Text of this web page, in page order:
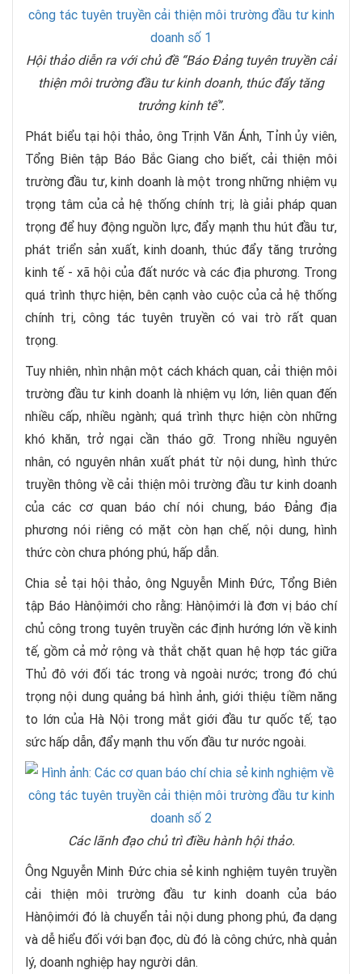
Hội thảo diễn ra với chủ đề “Báo Đảng tuyên truyền cải
thiện môi trường đầu tư kinh doanh, thúc đẩy tăng
trưởng kinh tế”.
Phát biểu tại hội thảo, ông Trịnh Văn Ánh, Tỉnh ủy viên,
Tổng Biên tập Báo Bắc Giang cho biết, cải thiện môi
trường đầu tư, kinh doanh là một trong những nhiệm vụ
trọng tâm của cả hệ thống chính trị; là giải pháp quan
trọng để huy động nguồn lực, đẩy mạnh thu hút đầu tư,
phát triển sản xuất, kinh doanh, thúc đẩy tăng trưởng
kinh tế - xã hội của đất nước và các địa phương. Trong
quá trình thực hiện, bên cạnh vào cuộc của cả hệ thống
chính trị, công tác tuyên truyền có vai trò rất quan
trọng.
Tuy nhiên, nhìn nhận một cách khách quan, cải thiện môi
trường đầu tư kinh doanh là nhiệm vụ lớn, liên quan đến
nhiều cấp, nhiều ngành; quá trình thực hiện còn những
khó khăn, trở ngại cần tháo gỡ. Trong nhiều nguyên
nhân, có nguyên nhân xuất phát từ nội dung, hình thức
truyền thông về cải thiện môi trường đầu tư kinh doanh
của các cơ quan báo chí nói chung, báo Đảng địa
phương nói riêng có mặt còn hạn chế, nội dung, hình
thức còn chưa phóng phú, hấp dẫn.
Chia sẻ tại hội thảo, ông Nguyễn Minh Đức, Tổng Biên
tập Báo Hànộimới cho rằng: Hànộimới là đơn vị báo chí
chủ công trong tuyên truyền các định hướng lớn về kinh
tế, gồm cả mở rộng và thắt chặt quan hệ hợp tác giữa
Thủ đô với đối tác trong và ngoài nước; trong đó chú
trọng nội dung quảng bá hình ảnh, giới thiệu tiềm năng
to lớn của Hà Nội trong mắt giới đầu tư quốc tế; tạo
sức hấp dẫn, đẩy mạnh thu vốn đầu tư nước ngoài.
Các lãnh đạo chủ trì điều hành hội thảo.
Ông Nguyễn Minh Đức chia sẻ kinh nghiệm tuyên truyền
cải thiện môi trường đầu tư kinh doanh của báo
Hànộimới đó là chuyển tải nội dung phong phú, đa dạng
và dễ hiểu đối với bạn đọc, dù đó là công chức, nhà quản
lý, doanh nghiệp hay người dân.